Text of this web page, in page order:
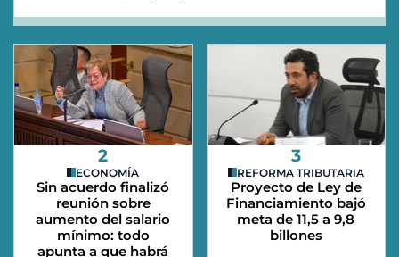
2
ECONOMÍA
Sin acuerdo finalizó
reunión sobre
aumento del salario
mínimo: todo
apunta a que habrá
3
REFORMA TRIBUTARIA
Proyecto de Ley de
Financiamiento bajó
meta de 11,5 a 9,8
billones